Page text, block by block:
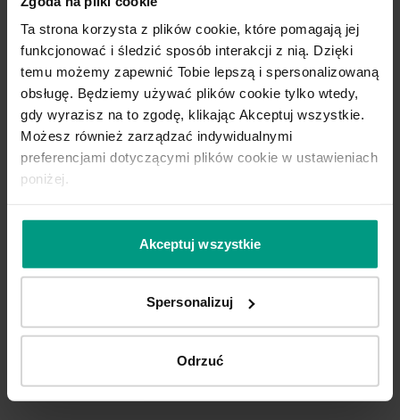
Ta strona korzysta z plików cookie, które pomagają jej
funkcjonować i śledzić sposób interakcji z nią. Dzięki
temu możemy zapewnić Tobie lepszą i spersonalizowaną
obsługę. Będziemy używać plików cookie tylko wtedy,
gdy wyrazisz na to zgodę, klikając Akceptuj wszystkie.
Możesz również zarządzać indywidualnymi
preferencjami dotyczącymi plików cookie w ustawieniach
poniżej.
Akceptuj wszystkie
Spersonalizuj
Odrzuć
SEGURA ELEGANTO
FIORO
Odkryj kolekcję klamek i akcesoriów, które idealnie
dopełniają charakter tej linii wzorniczej drzwi. To
indywidualny styl Twojego wnętrza.
Zobacz wszystkie klamki i gałki